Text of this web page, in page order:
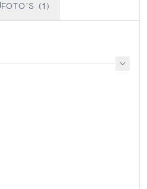
FOTO'S (1)